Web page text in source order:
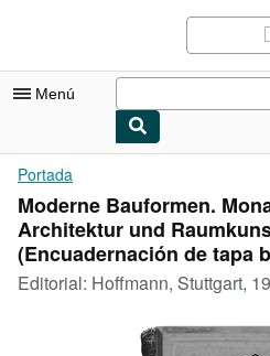
Pasar al contenido principal
Menú
Mi cuenta
Consultar mis pedidos
Cerrar sesión
Búsqueda avanzada
Portada
Moderne Bauformen.
Architektur und
(Encuadernación de tapa
Editorial: Hoffmann, Stuttgart,